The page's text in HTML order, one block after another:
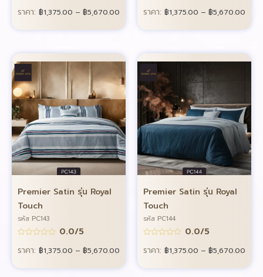
ราคา: ฿1,375.00 – ฿5,670.00
ราคา: ฿1,375.00 – ฿5,670.00
Premier Satin รุ่น Royal
Touch
รหัส PC143
0.0/5
ราคา: ฿1,375.00 – ฿5,670.00
Premier Satin รุ่น Royal
Touch
รหัส PC144
0.0/5
ราคา: ฿1,375.00 – ฿5,670.00